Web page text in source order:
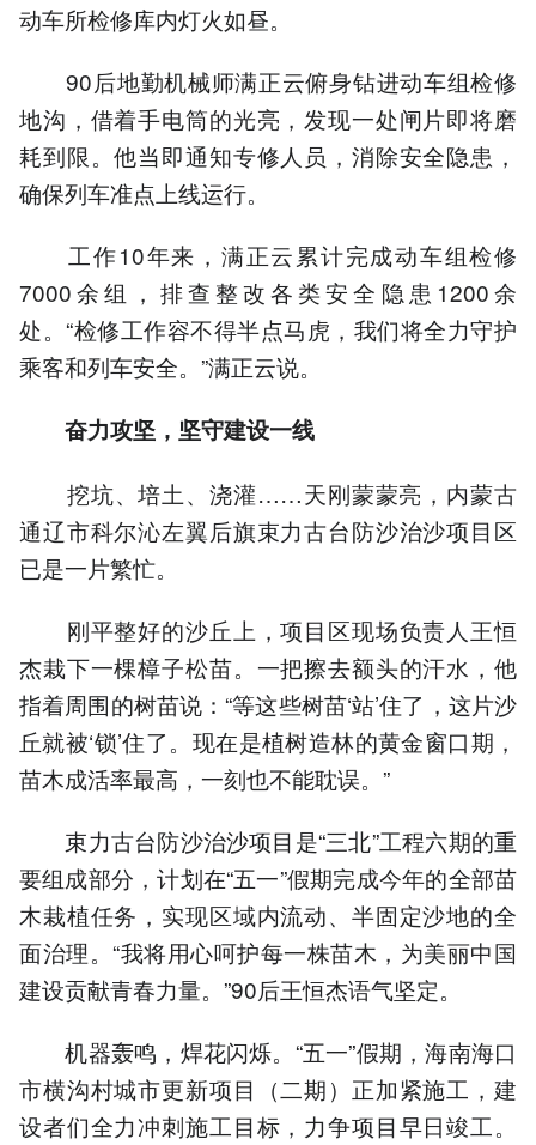
动车所检修库内灯火如昼。
90后地勤机械师满正云俯身钻进动车组检修
地沟，借着手电筒的光亮，发现一处闸片即将磨
耗到限。他当即通知专修人员，消除安全隐患，
确保列车准点上线运行。
工作10年来，满正云累计完成动车组检修
7000余组，排查整改各类安全隐患1200余
处。“检修工作容不得半点马虎，我们将全力守护
乘客和列车安全。”满正云说。
奋力攻坚，坚守建设一线
挖坑、培土、浇灌……天刚蒙蒙亮，内蒙古
通辽市科尔沁左翼后旗束力古台防沙治沙项目区
已是一片繁忙。
刚平整好的沙丘上，项目区现场负责人王恒
杰栽下一棵樟子松苗。一把擦去额头的汗水，他
指着周围的树苗说：“等这些树苗‘站’住了，这片沙
丘就被‘锁’住了。现在是植树造林的黄金窗口期，
苗木成活率最高，一刻也不能耽误。”
束力古台防沙治沙项目是“三北”工程六期的重
要组成部分，计划在“五一”假期完成今年的全部苗
木栽植任务，实现区域内流动、半固定沙地的全
面治理。“我将用心呵护每一株苗木，为美丽中国
建设贡献青春力量。”90后王恒杰语气坚定。
机器轰鸣，焊花闪烁。“五一”假期，海南海口
市横沟村城市更新项目（二期）正加紧施工，建
设者们全力冲刺施工目标，力争项目早日竣工。